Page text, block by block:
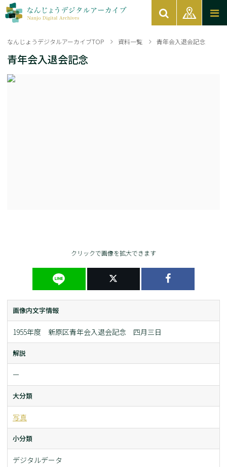
なんじょうデジタルアーカイブTOP 資料一覧 青年会入退会記念
青年会入退会記念
クリックで画像を拡大できます
画像内文字情報
1955年度 新原区青年会入退会記念 四月三日
解説
ー
大分類
写真
小分類
デジタルデータ